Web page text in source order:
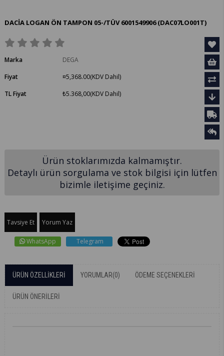
DACİA LOGAN ÖN TAMPON 05-/TÜV 6001549906(DAC07LO001T)
Marka
DEGA
Fiyat
¤5,368.00(KDV Dahil)
TL Fiyat
₺5.368,00(KDV Dahil)
Ürün stoklarımızda kalmamıştır.
Detaylı ürün sorgulama ve stok bilgisi için lütfen
bizimle iletişime geçiniz.
Tavsiye Et Yorum Yaz
WhatsApp Telegram
ÜRÜN ÖZELLIKLERI YORUMLAR(0) ÖDEME SEÇENEKLERI
ÜRÜN ÖNERILERI